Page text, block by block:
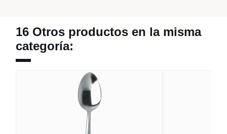
16 Otros productos en la misma
categoría: